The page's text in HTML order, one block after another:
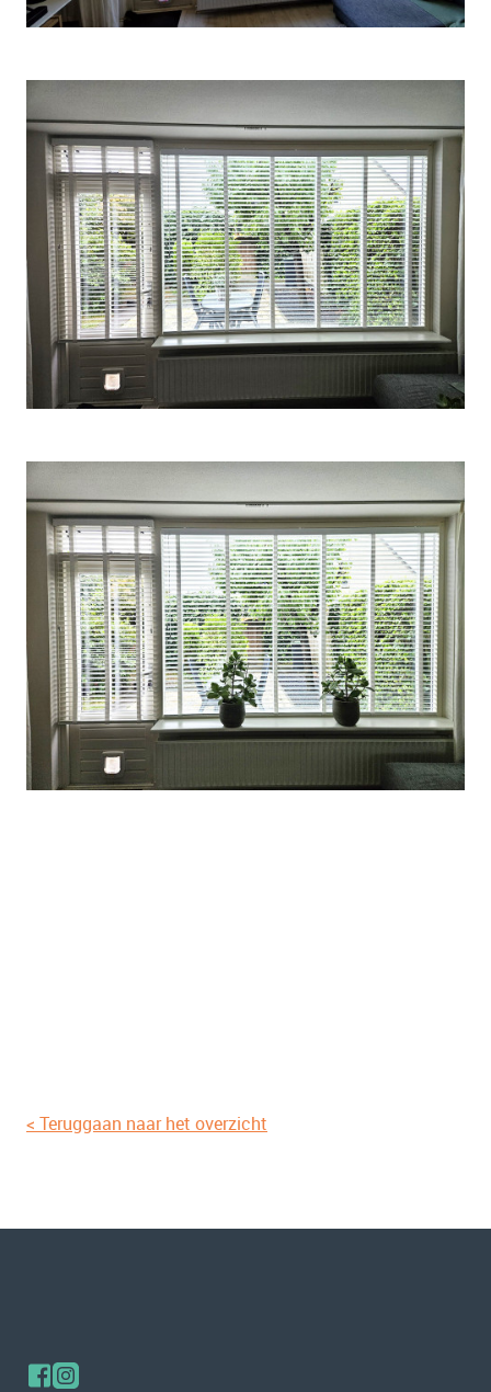
< Teruggaan naar het overzicht